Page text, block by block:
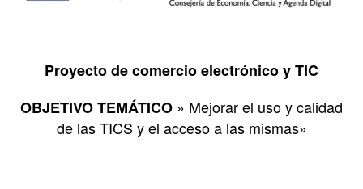
Proyecto de comercio electrónico y TIC
OBJETIVO TEMÁTICO » Mejorar el uso y calidad
de las TICS y el acceso a las mismas»